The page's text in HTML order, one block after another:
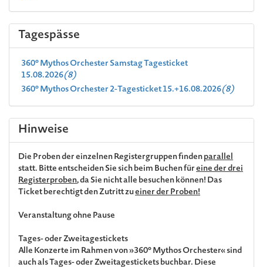
Tagespässe
360° Mythos Orchester Samstag Tagesticket
15.08.2026(8)
360° Mythos Orchester 2-Tagesticket 15.+16.08.2026(8)
Hinweise
Die Proben der einzelnen Registergruppen findenparallel
statt. Bitte entscheiden Sie sich beim Buchen füreine der drei
Registerproben, da Sie nicht alle besuchen können! Das
Ticket berechtigt den Zutritt zueiner der Proben!
Veranstaltung ohne Pause
Tages- oder Zweitagestickets
Alle Konzerte im Rahmen von »360° Mythos Orchester« sind
auch als Tages- oder Zweitagestickets buchbar. Diese